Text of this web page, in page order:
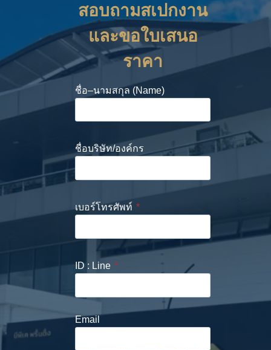
สอบถามสเปกงาน
และขอใบเสนอ
ราคา
ชื่อ–นามสกุล (Name)
ชื่อบริษัท/องค์กร
เบอร์โทรศัพท์ *
ID : Line *
Email